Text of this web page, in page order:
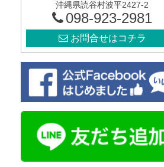
沖縄県読谷村波平2427-2
098-923-2981
お問合せはコチラ